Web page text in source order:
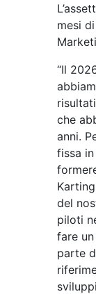
mesi
“Il
che
anni.
fissa
del
piloti
fare
parte